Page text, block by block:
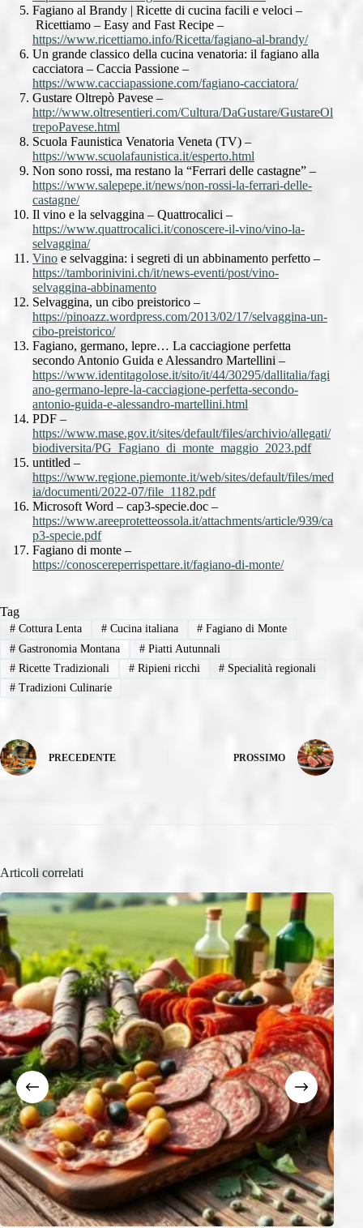
Fagiano al Brandy | Ricette di cucina facili e veloci –
Ricettiamo – Easy and Fast Recipe –
https://www.ricettiamo.info/Ricetta/fagiano-al-brandy/
Un grande classico della cucina venatoria: il fagiano alla
cacciatora – Caccia Passione –
https://www.cacciapassione.com/fagiano-cacciatora/
Gustare Oltrepò Pavese –
http://www.oltresentieri.com/Cultura/DaGustare/GustareOl
trepoPavese.html
Scuola Faunistica Venatoria Veneta (TV) –
https://www.scuolafaunistica.it/esperto.html
Non sono rossi, ma restano la “Ferrari delle castagne” –
https://www.salepepe.it/news/non-rossi-la-ferrari-delle-
castagne/
Il vino e la selvaggina – Quattrocalici –
https://www.quattrocalici.it/conoscere-il-vino/vino-la-
selvaggina/
Vino e selvaggina: i segreti di un abbinamento perfetto –
https://tamborinivini.ch/it/news-eventi/post/vino-
selvaggina-abbinamento
Selvaggina, un cibo preistorico –
https://pinoazz.wordpress.com/2013/02/17/selvaggina-un-
cibo-preistorico/
Fagiano, germano, lepre… La cacciagione perfetta
secondo Antonio Guida e Alessandro Martellini –
https://www.identitagolose.it/sito/it/44/30295/dallitalia/fagi
ano-germano-lepre-la-cacciagione-perfetta-secondo-
antonio-guida-e-alessandro-martellini.html
PDF –
https://www.mase.gov.it/sites/default/files/archivio/allegati/
biodiversita/PG_Fagiano_di_monte_maggio_2023.pdf
untitled –
https://www.regione.piemonte.it/web/sites/default/files/med
ia/documenti/2022-07/file_1182.pdf
Microsoft Word – cap3-specie.doc –
https://www.areeprotetteossola.it/attachments/article/939/ca
p3-specie.pdf
Fagiano di monte –
https://conoscereperrispettare.it/fagiano-di-monte/
Tag
#Cottura Lenta #Cucina italiana # Fagiano di Monte
#Gastronomia Montana #Piatti Autunnali
#Ricette Tradizionali #Ripieni ricchi # Specialità regionali
#Tradizioni Culinarie
PRECEDENTE PROSSIMO
Articoli correlati